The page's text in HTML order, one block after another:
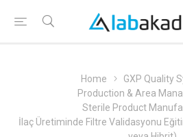
Home
GXP Quality
Production & Area
Sterile Product
İlaç Üretiminde Filtre Validasyonu